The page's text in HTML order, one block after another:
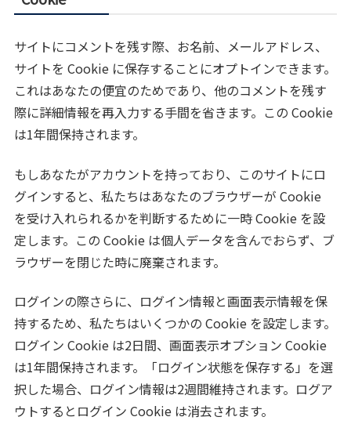
サイトにコメントを残す際、お名前、メールアドレス、
サイトを Cookie に保存することにオプトインできます。
これはあなたの便宜のためであり、他のコメントを残す
際に詳細情報を再入力する手間を省きます。この Cookie
は1年間保持されます。
もしあなたがアカウントを持っており、このサイトにロ
グインすると、私たちはあなたのブラウザーが Cookie
を受け入れられるかを判断するために一時 Cookie を設
定します。この Cookie は個人データを含んでおらず、ブ
ラウザーを閉じた時に廃棄されます。
ログインの際さらに、ログイン情報と画面表示情報を保
持するため、私たちはいくつかの Cookie を設定します。
ログイン Cookie は2日間、画面表示オプション Cookie
は1年間保持されます。「ログイン状態を保存する」を選
択した場合、ログイン情報は2週間維持されます。ログア
ウトするとログイン Cookie は消去されます。